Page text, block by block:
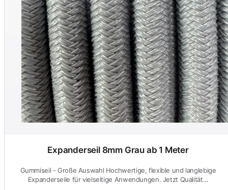
Expanderseil 8mm Grau ab 1 Meter
Gummiseil - Große Auswahl Hochwertige, flexible und langlebige
Expanderseile für vielseitige Anwendungen. Jetzt Qualität…